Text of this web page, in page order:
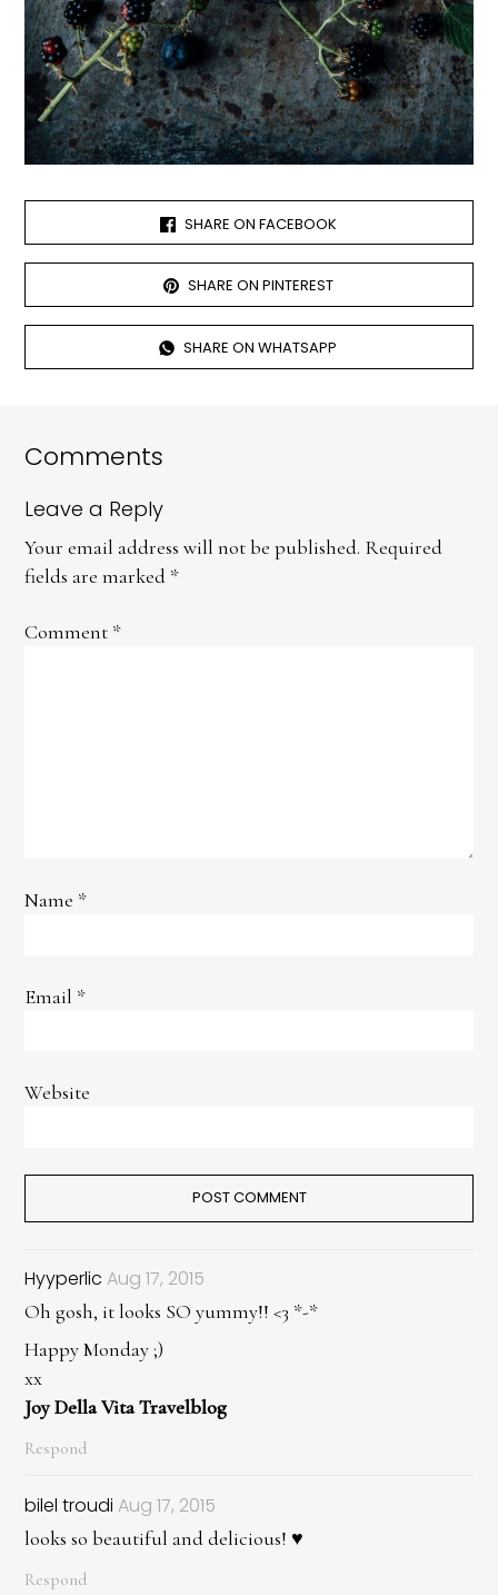
SHARE ON FACEBOOK
SHARE ON PINTEREST
SHARE ON WHATSAPP
Comments
Leave a Reply
Your email address will not be published. Required
fields are marked *
Comment *
Name *
Email *
Website
Hyyperlic Aug 17, 2015
Oh gosh, it looks SO yummy!! <3 *-*
Happy Monday ;)
xx
Joy Della Vita Travelblog
Respond
bilel troudi Aug 17, 2015
looks so beautiful and delicious! ♥
Respond